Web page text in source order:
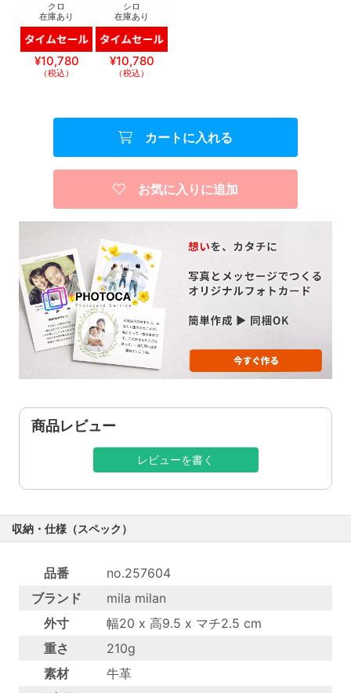
クロ
在庫あり
¥10,780
（税込）
シロ
在庫あり
¥10,780
（税込）
カートに入れる
お気に入りに追加
商品レビュー
レビューを書く
収納・仕様（スペック）
品番
no.257604
ブランド
mila milan
外寸
幅20 x 高9.5 x マチ2.5 cm
重さ
210g
素材
牛革